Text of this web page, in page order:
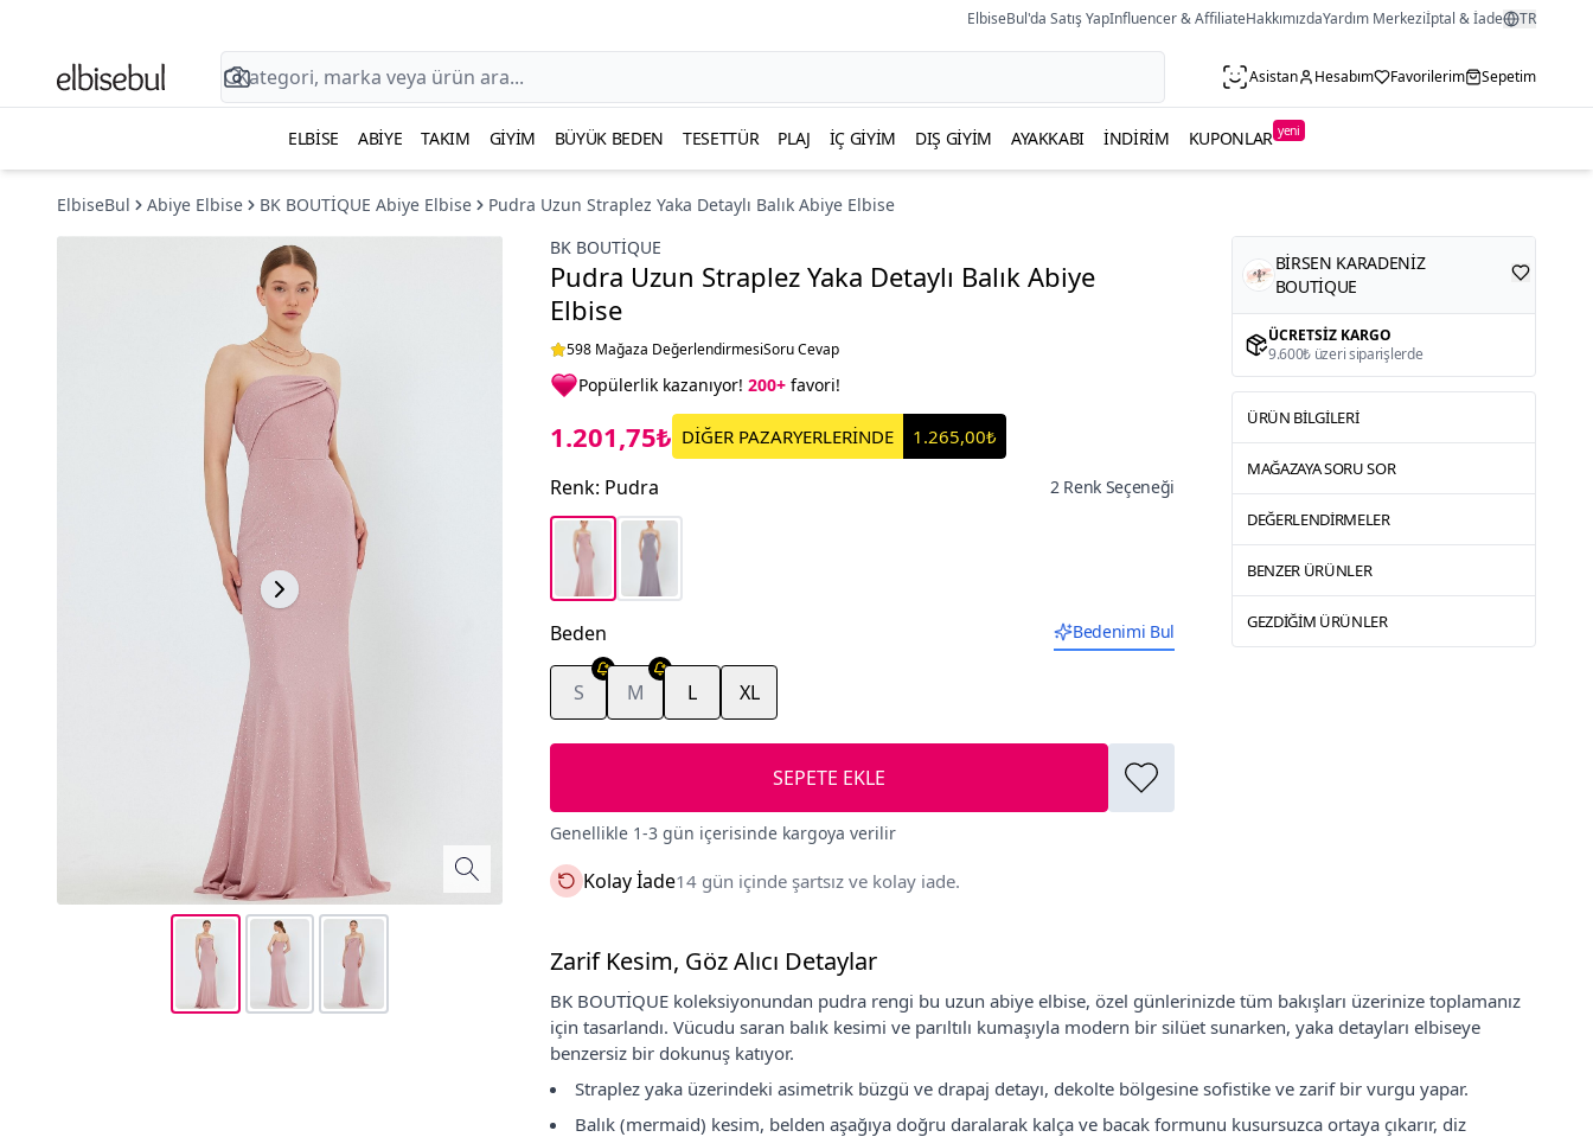
ElbiseBul'da Satış YapInfluencer & AffiliateHakkımızdaYardım Merkeziİptal & İade TR
Asistan Hesabım Favorilerim Sepetim
ELBISE ABIYE TAKIM GIYIM BÜYÜK BEDEN TESETTÜR PLAJ İÇ GIYIM DIŞ GIYIM AYAKKABI İNDIRIM KUPONLAR yeni
ElbiseBul Abiye Elbise BK BOUTİQUE Abiye Elbise
Pudra Uzun Straplez Yaka Detaylı Balık Abiye Elbise
BK BOUTİQUE
Pudra Uzun Straplez Yaka Detaylı Balık Abiye
Elbise
598 Mağaza DeğerlendirmesiSoru Cevap
Popülerlik kazanıyor! 200+ favori!
1.201,75₺ DİĞER PAZARYERLERİNDE 1.265,00₺
Renk: Pudra 2 Renk Seçeneği
Beden Bedenimi Bul
S M L XL
SEPETE EKLE
Genellikle 1-3 gün içerisinde kargoya verilir
Kolay İade14 gün içinde şartsız ve kolay iade.
BİRSEN KARADENİZ
BOUTİQUE
ÜCRETSIZ KARGO
9.600₺ üzeri siparişlerde
ÜRÜN BILGILERI
MAĞAZAYA SORU SOR
DEĞERLENDIRMELER
BENZER ÜRÜNLER
GEZDIĞIM ÜRÜNLER
Zarif Kesim, Göz Alıcı Detaylar
BK BOUTİQUE koleksiyonundan pudra rengi bu uzun abiye elbise, özel günlerinizde tüm bakışları üzerinize toplamanız
için tasarlandı. Vücudu saran balık kesimi ve parıltılı kumaşıyla modern bir silüet sunarken, yaka detayları elbiseye
benzersiz bir dokunuş katıyor.
Straplez yaka üzerindeki asimetrik büzgü ve drapaj detayı, dekolte bölgesine sofistike ve zarif bir vurgu yapar.
Balık (mermaid) kesim, belden aşağıya doğru daralarak kalça ve bacak formunu kusursuzca ortaya çıkarır, diz